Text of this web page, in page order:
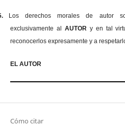
Los derechos morales de autor
exclusivamente al AUTOR y en tal
reconocerlos expresamente y a
EL AUTOR
Cómo citar